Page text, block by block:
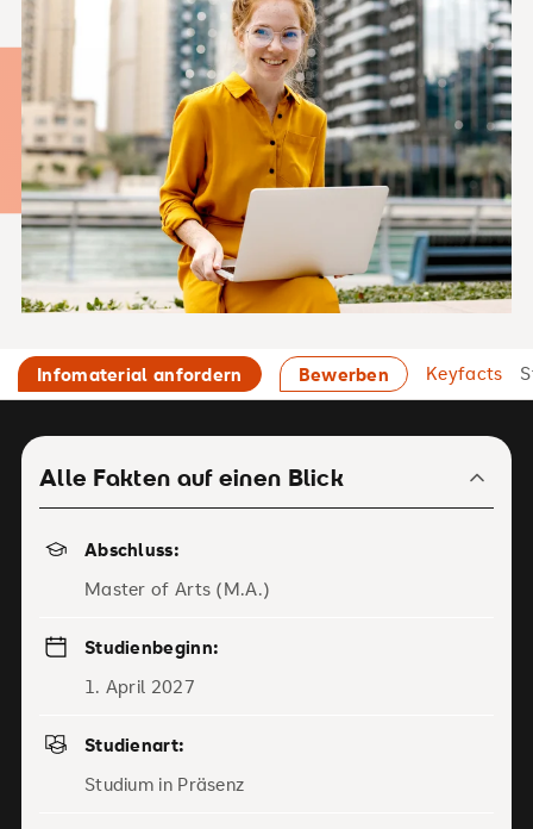
Infomaterial anfordern Bewerben Keyfacts
Alle Fakten auf einen Blick
Abschluss:
Master of Arts (M.A.)
Studienbeginn:
1. April 2027
Studienart:
Studium in Präsenz